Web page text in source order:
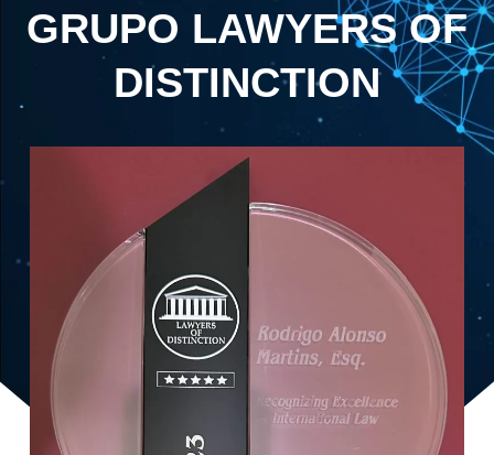
GRUPO LAWYERS OF
DISTINCTION